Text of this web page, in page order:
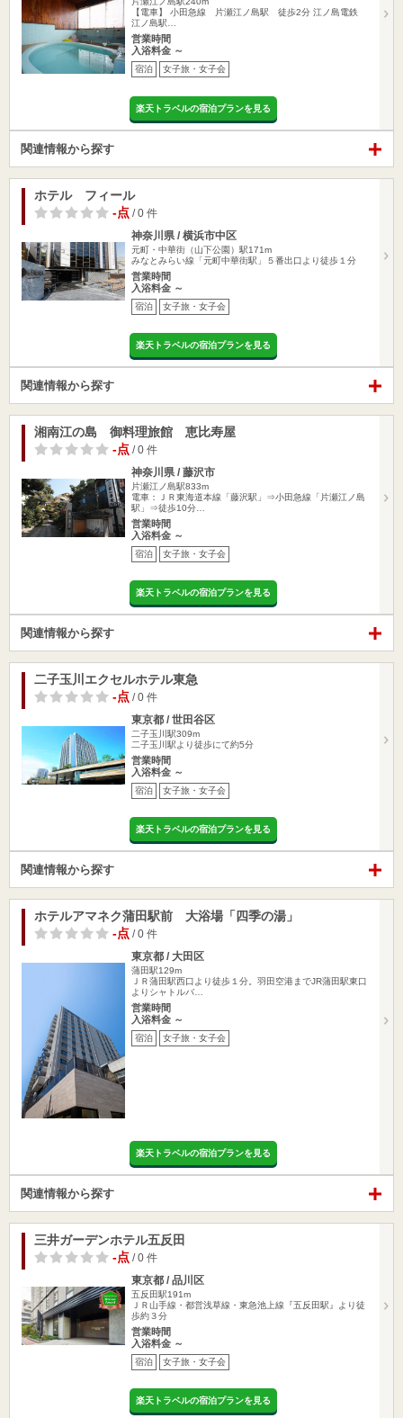
【電車】 小田急線 片瀬江ノ島駅 徒歩2分 江ノ島電鉄
江ノ島駅…
営業時間
入浴料金 ～
宿泊 女子旅・女子会
楽天トラベルの宿泊プランを見る
関連情報から探す
ホテル フィール
-点 / 0 件
神奈川県 / 横浜市中区
元町・中華街（山下公園）駅171m
みなとみらい線「元町中華街駅」５番出口より徒歩１分
営業時間
入浴料金 ～
宿泊 女子旅・女子会
楽天トラベルの宿泊プランを見る
関連情報から探す
湘南江の島 御料理旅館 恵比寿屋
-点 / 0 件
神奈川県 / 藤沢市
片瀬江ノ島駅833m
電車：ＪＲ東海道本線「藤沢駅」⇒小田急線「片瀬江ノ島
駅」⇒徒歩10分…
営業時間
入浴料金 ～
宿泊 女子旅・女子会
楽天トラベルの宿泊プランを見る
関連情報から探す
二子玉川エクセルホテル東急
-点 / 0 件
東京都 / 世田谷区
二子玉川駅309m
二子玉川駅より徒歩にて約5分
営業時間
入浴料金 ～
宿泊 女子旅・女子会
楽天トラベルの宿泊プランを見る
関連情報から探す
ホテルアマネク蒲田駅前 大浴場「四季の湯」
-点 / 0 件
東京都 / 大田区
蒲田駅129m
ＪＲ蒲田駅西口より徒歩１分。羽田空港までJR蒲田駅東口
よりシャトルバ…
営業時間
入浴料金 ～
宿泊 女子旅・女子会
楽天トラベルの宿泊プランを見る
関連情報から探す
三井ガーデンホテル五反田
-点 / 0 件
東京都 / 品川区
五反田駅191m
ＪＲ山手線・都営浅草線・東急池上線『五反田駅』より徒
歩約３分
営業時間
入浴料金 ～
宿泊 女子旅・女子会
楽天トラベルの宿泊プランを見る